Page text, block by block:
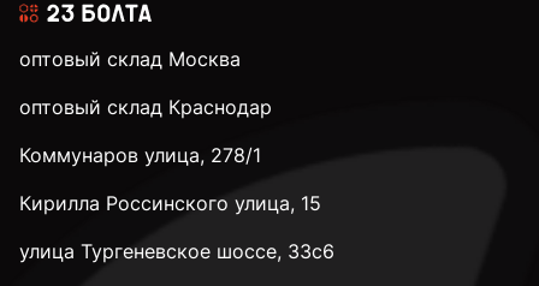
оптовый склад Москва
оптовый склад Краснодар
Коммунаров улица, 278/1
Кирилла Россинского улица, 15
улица Тургеневское шоссе, 33с6